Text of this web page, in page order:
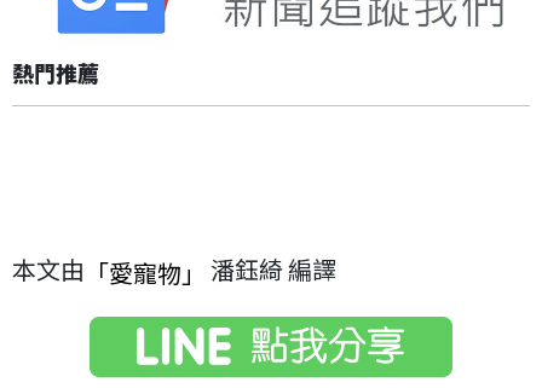
熱門推薦
本文由 「愛寵物」 潘鈺綺 編譯